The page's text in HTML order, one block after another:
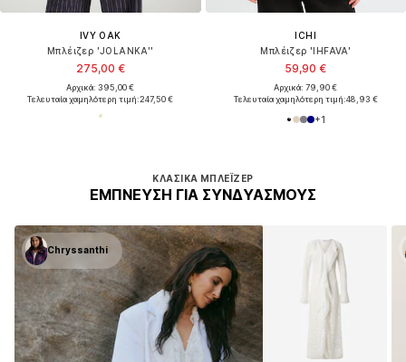
IVY OAK
Μπλέιζερ 'JOLANKA''
275,00 €
Αρχικά: 395,00 €
Τελευταία χαμηλότερη τιμή:247,50 €
ICHI
Μπλέιζερ 'IHFAVA'
59,90 €
Αρχικά: 79,90 €
Τελευταία χαμηλότερη τιμή:48,93 €
+1
ΚΛΑΣΙΚΆ ΜΠΛΈΙΖΕΡ
ΈΜΠΝΕΥΣΗ ΓΙΑ ΣΥΝΔΥΑΣΜΟΎΣ
Chryssanthi